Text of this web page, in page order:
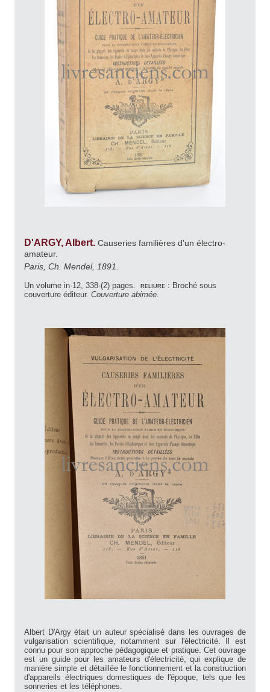
D'ARGY, Albert. Causeries familières d'un électro-
amateur.
Paris, Ch. Mendel, 1891.
Un volume in-12, 338-(2) pages. reliure : Broché sous
couverture éditeur. Couverture abimée.
Albert D'Argy était un auteur spécialisé dans les ouvrages de
vulgarisation scientifique, notamment sur l'électricité. Il est
connu pour son approche pédagogique et pratique. Cet ouvrage
est un guide pour les amateurs d'électricité, qui explique de
manière simple et détaillée le fonctionnement et la construction
d'appareils électriques domestiques de l'époque, tels que les
sonneries et les téléphones.